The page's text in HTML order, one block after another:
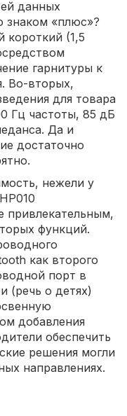
данных
знаком «плюс»?
короткий (1,5
гарнитуры к
Во-вторых,
для товара
Гц частоты, 85 дБ
Да и
достаточно
нежели у
привлекательным,
функций.
как второго
порт в
(речь о детях)
добавления
обеспечить
решения могли
направлениях.